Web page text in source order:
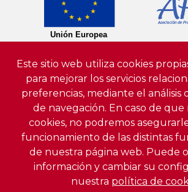
Este sitio web utiliza cookies
para mejorar los servicios
preferencias, mediante el análisis
de navegación. En caso de que
cookies, no podremos
funcionamiento de las distintas
de nuestra página web. Puede
información y cambiar su
nuestra política de